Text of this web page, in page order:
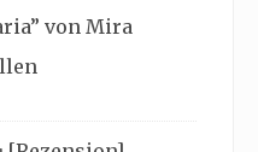
von Mira